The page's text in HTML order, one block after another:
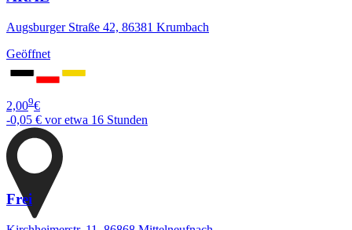
Augsburger Straße 42, 86381 Krumbach
Geöffnet
2,009€
-0,05 € vor etwa 16 Stunden
Frei